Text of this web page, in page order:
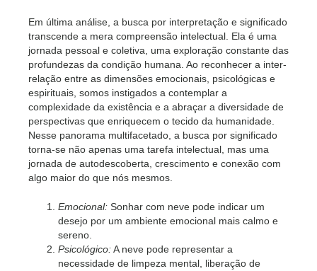
Em última análise, a busca por interpretação e significado
transcende a mera compreensão intelectual. Ela é uma
jornada pessoal e coletiva, uma exploração constante das
profundezas da condição humana. Ao reconhecer a inter-
relação entre as dimensões emocionais, psicológicas e
espirituais, somos instigados a contemplar a
complexidade da existência e a abraçar a diversidade de
perspectivas que enriquecem o tecido da humanidade.
Nesse panorama multifacetado, a busca por significado
torna-se não apenas uma tarefa intelectual, mas uma
jornada de autodescoberta, crescimento e conexão com
algo maior do que nós mesmos.
Emocional: Sonhar com neve pode indicar um
desejo por um ambiente emocional mais calmo e
sereno.
Psicológico:A neve pode representar a
necessidade de limpeza mental, liberação de